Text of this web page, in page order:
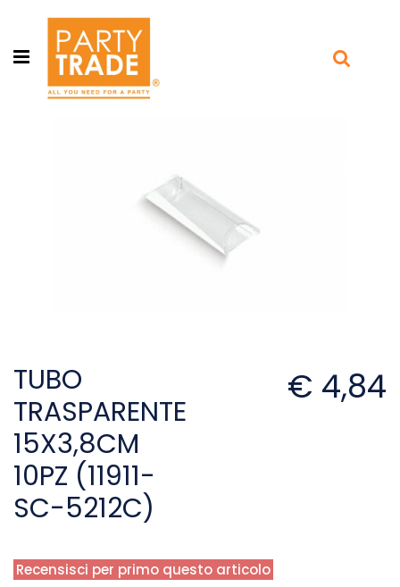
Open menu
TUBO
TRASPARENTE
15X3,8CM
10PZ (11911-
SC-5212C)
€ 4,84
Recensisci per primo questo articolo